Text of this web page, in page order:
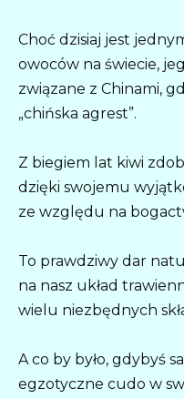
Choć dzisiaj jest
owoców na świecie,
związane z Chinami,
„chińska agrest”.
Z biegiem lat kiwi
dzięki swojemu
ze względu na
To prawdziwy dar
na nasz układ
wielu niezbędnych
A co by było, gdybyś
egzotyczne cudo w